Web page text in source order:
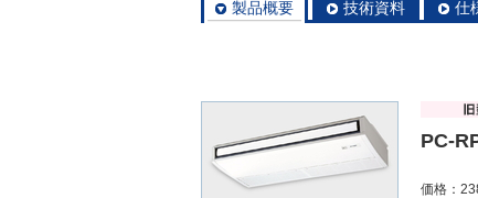
製品概要 技術資料 仕
PC-
価格：